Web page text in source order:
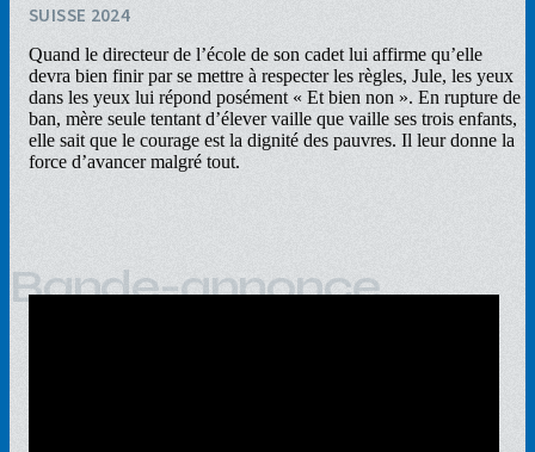
SUISSE 2024
Quand le directeur de l’école de son cadet lui affirme qu’elle
devra bien finir par se mettre à respecter les règles, Jule, les yeux
dans les yeux lui répond posément « Et bien non ». En rupture de
ban, mère seule tentant d’élever vaille que vaille ses trois enfants,
elle sait que le courage est la dignité des pauvres. Il leur donne la
force d’avancer malgré tout.
Bande-annonce